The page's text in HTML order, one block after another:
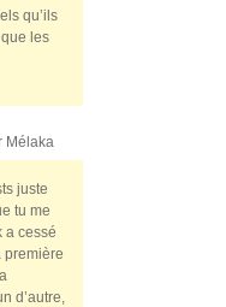
qu’ils
les
Mélaka
juste
tu me
a cessé
première
d’autre,